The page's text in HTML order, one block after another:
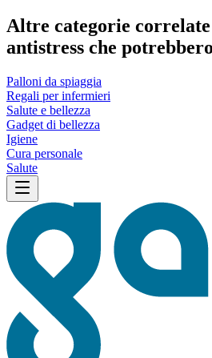
Altre categorie
antistress che
Palloni da spiaggia
Regali per infermieri
Salute e bellezza
Gadget di bellezza
Igiene
Cura personale
Salute